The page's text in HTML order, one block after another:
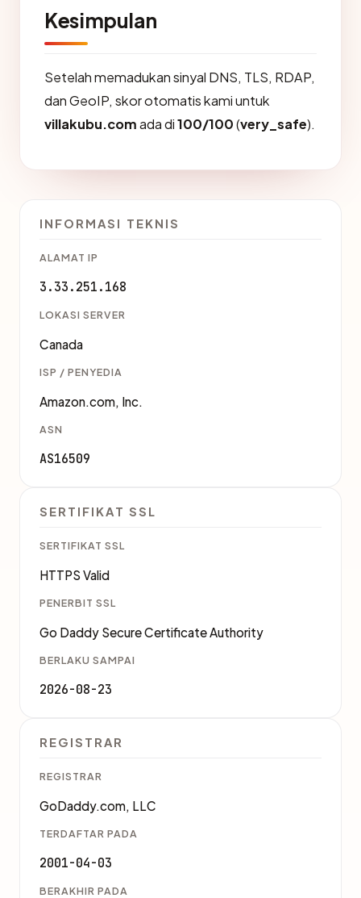
Kesimpulan
Setelah memadukan sinyal DNS, TLS, RDAP,
dan GeoIP, skor otomatis kami untuk
villakubu.comada di100/100(very_safe).
INFORMASI TEKNIS
ALAMAT IP
3.33.251.168
LOKASI SERVER
Canada
ISP / PENYEDIA
Amazon.com, Inc.
ASN
AS16509
SERTIFIKAT SSL
SERTIFIKAT SSL
HTTPS Valid
PENERBIT SSL
Go Daddy Secure Certificate Authority
BERLAKU SAMPAI
2026-08-23
REGISTRAR
REGISTRAR
GoDaddy.com, LLC
TERDAFTAR PADA
2001-04-03
BERAKHIR PADA